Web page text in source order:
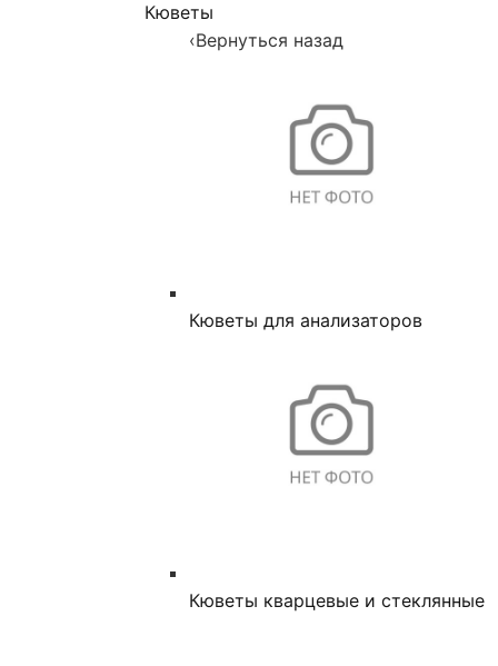
Кюветы
‹Вернуться назад
Кюветы для анализаторов
Кюветы кварцевые и стеклянные